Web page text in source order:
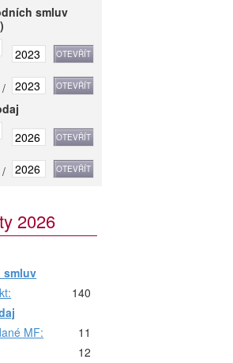
smluv
/
/
2026
smluv
140
MF:
11
12